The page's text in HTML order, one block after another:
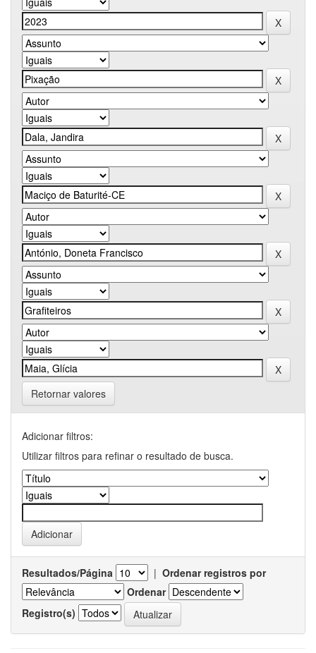
Retornar valores
Adicionar filtros:
Utilizar filtros para refinar o resultado de busca.
Resultados/Página | Ordenar registros por
Ordenar
Registro(s)